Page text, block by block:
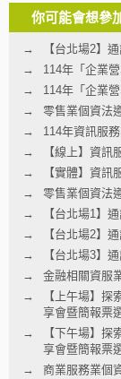
你可能會想參
【台北場2】
114年「企業
114年「企業
零售業個資法
114年資訊服
【線上】資訊
【實體】資
零售業個資法
【台北場1】
【台北場2】
【台北場3】
金融相關資服
【上午場】
享會暨簡報票
【下午場】
享會暨簡報票
商業服務業個